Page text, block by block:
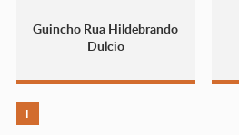
Guincho Rua Hildebrando
Dulcio
I